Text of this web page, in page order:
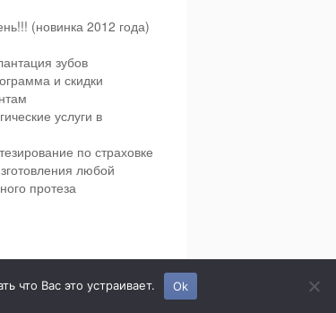
(новинка 2012 года)
зубов
и скидки
услуги в
по страховке
любой
протеза
стоматология в городе Сумы.
что Вас это устраивает. Ok